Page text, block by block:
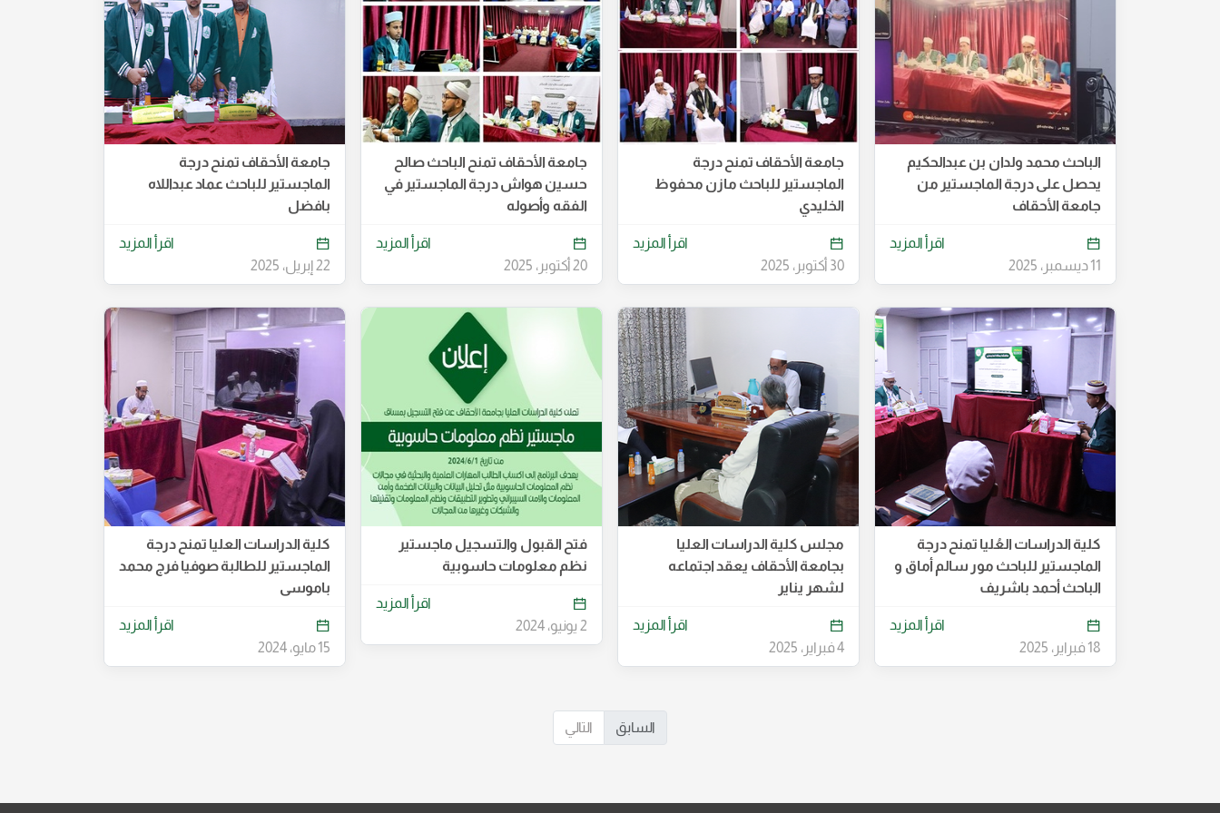
الباحث محمد ولدان بن عبدالحكيم
يحصل على درجة الماجستير من
جامعة الأحقاف
11 ديسمبر، 2025
اقرأ المزيد
جامعة الأحقاف تمنح درجة
الماجستير للباحث مازن محفوظ
الخليدي
30 أكتوبر، 2025
اقرأ المزيد
جامعة الأحقاف تمنح الباحث صالح
حسين هواش درجة الماجستير في
الفقه وأصوله
20 أكتوبر، 2025
اقرأ المزيد
جامعة الأحقاف تمنح درجة
الماجستير للباحث عماد عبداللاه
بافضل
22 إبريل، 2025
اقرأ المزيد
كلية الدراسات العُليا تمنح درجة
الماجستير للباحث مور سالم أماق و
الباحث أحمد باشريف
18 فبراير، 2025
اقرأ المزيد
مجلس كلية الدراسات العليا
بجامعة الأحقاف يعقد اجتماعه
لشهر يناير
4 فبراير، 2025
اقرأ المزيد
فتح القبول والتسجيل ماجستير
نظم معلومات حاسوبية
2 يونيو، 2024
اقرأ المزيد
كلية الدراسات العليا تمنح درجة
الماجستير للطالبة صوفيا فرج محمد
باموسى
15 مايو، 2024
اقرأ المزيد
السابق التالي